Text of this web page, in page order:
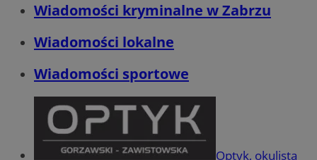
Wiadomości kryminalne w Zabrzu
Wiadomości lokalne
Wiadomości sportowe
Optyk, okulista